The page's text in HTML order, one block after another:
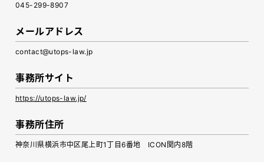
045-299-8907
メールアドレス
contact@utops-law.jp
事務所サイト
https://utops-law.jp/
事務所住所
神奈川県横浜市中区尾上町1丁目6番地 ICON関内8階